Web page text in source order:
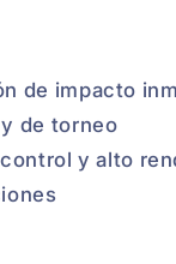
de impacto
de torneo
y alto